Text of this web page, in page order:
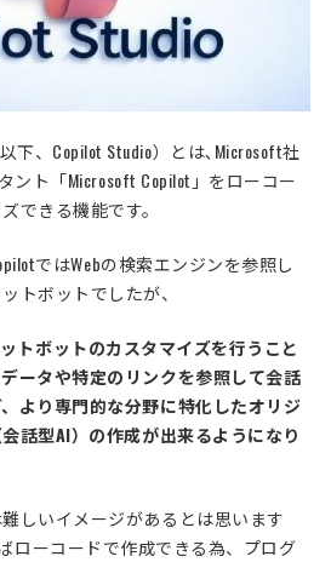
下、Copilot Studio）とは､Microsoft社
ント「Microsoft Copilot」をローコー
できる機能です。
ではWebの検索エンジンを参照し
トボットでしたが、
トボットのカスタマイズを行うこと
ータや特定のリンクを参照して会話
より専門的な分野に特化したオリジ
話型AI）の作成が出来るようになり
しいイメージがあるとは思います
ローコードで作成できる為、プログ